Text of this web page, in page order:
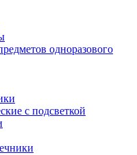
одноразового
с подсветкой